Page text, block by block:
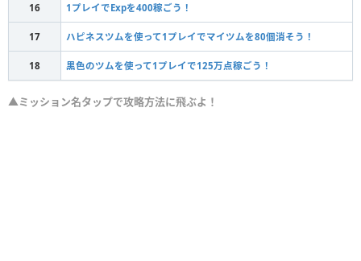
16 1プレイでExpを400稼ごう！
17 ハピネスツムを使って1プレイでマイツムを80個消そう！
18 黒色のツムを使って1プレイで125万点稼ごう！
▲ミッション名タップで攻略方法に飛ぶよ！